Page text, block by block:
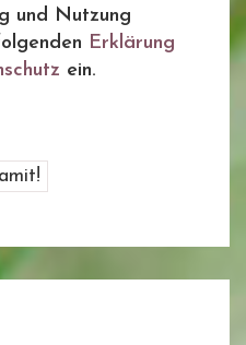
und Nutzung
Erklärung
ein.